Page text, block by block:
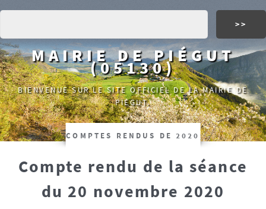
MAIRIE DE PIÉGUT
(05130)
BIENVENUE SUR LE SITE OFFICIEL DE LA MAIRIE DE
PIÉGUT.
COMPTES RENDUS DE 2020
Compte rendu de la séance
du 20 novembre 2020